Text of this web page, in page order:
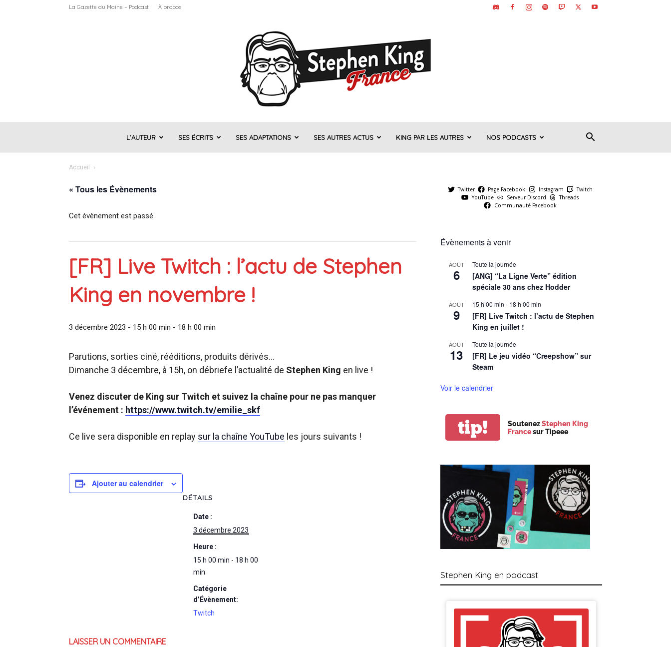
La Gazette du Maine – Podcast À propos
Stephen
France
L’AUTEUR SES ÉCRITS SES ADAPTATIONS SES AUTRES ACTUS KING PAR LES AUTRES NOS PODCASTS
Accueil
« Tous les Évènements
Cet évènement est passé.
[FR] Live Twitch : l’actu de Stephen
King en novembre !
3 décembre 2023 - 15 h 00 min - 18 h 00 min
Parutions, sorties ciné, rééditions, produits dérivés…
Dimanche 3 décembre, à 15h, on débriefe l’actualité de Stephen King en live !
Venez discuter de King sur Twitch et suivez la chaîne pour ne pas manquer
l’événement : https://www.twitch.tv/emilie_skf
Ce live sera disponible en replay sur la chaîne YouTube les jours suivants !
Ajouter au calendrier
DÉTAILS
Date :
3 décembre 2023
Heure :
15 h 00 min - 18 h 00
min
Catégorie
d’Évènement:
Twitch
LAISSER UN COMMENTAIRE
Twitter Page Facebook Instagram
Twitch
YouTube
Serveur Discord
Threads
Communauté Facebook
Évènements à venir
AOÛT
6
Toute la journée
[ANG] “La Ligne Verte” édition
spéciale 30 ans chez Hodder
AOÛT
9
15 h 00 min - 18 h 00 min
[FR] Live Twitch : l’actu de Stephen
King en juillet !
AOÛT
13
Toute la journée
[FR] Le jeu vidéo “Creepshow” sur
Steam
Voir le calendrier
tip! SoutenezStephen King
Francesur Tipeee
Stephen King en podcast